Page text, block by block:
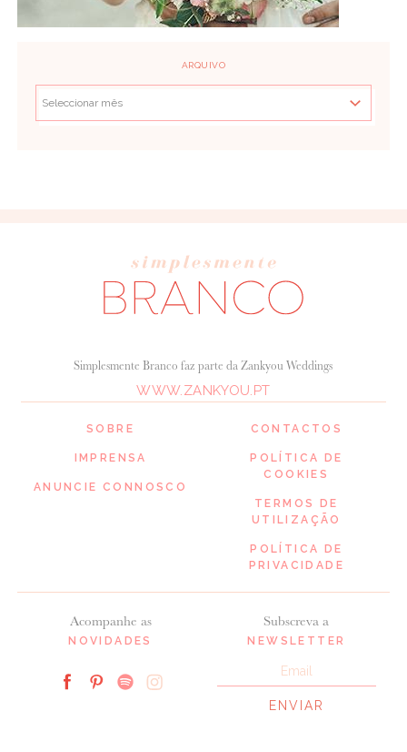
ARQUIVO
SOBRE
IMPRENSA
ANUNCIE CONNOSCO
Acompanhe as
NOVIDADES
Simplesmente Branco faz parte da Zankyou Weddings
WWW.ZANKYOU.PT
Subscreva a
NEWSLETTER
CONTACTOS
POLÍTICA DE
COOKIES
TERMOS DE
UTILIZAÇÃO
POLÍTICA DE
PRIVACIDADE